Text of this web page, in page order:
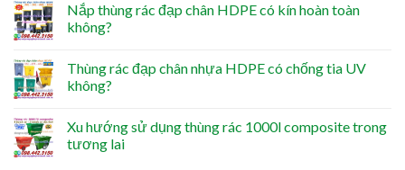
Nắp thùng rác đạp chân HDPE có kín hoàn toàn
không?
Thùng rác đạp chân nhựa HDPE có chống tia UV
không?
Xu hướng sử dụng thùng rác 1000l composite trong
tương lai